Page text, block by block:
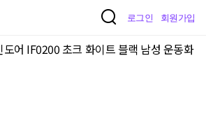
로그인 회원가입